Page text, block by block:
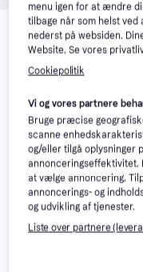
Relaterede
Se vores forslag til
interesser.
Vis alle
Rias Sort Onduline
(5342754)
menu igen for at ændre
tilbage når som helst
nederst på websiden.
Website. Se vores
Cookiepolitik
Vi og vores partnere
Bruge præcise
scanne
og/eller tilgå oplysninger
annonceringseffektivitet.
at vælge annoncering.
annoncerings- og
og udvikling af tjenester.
Liste over partnere